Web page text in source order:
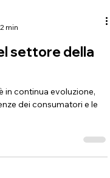
min
settore della
continua evoluzione,